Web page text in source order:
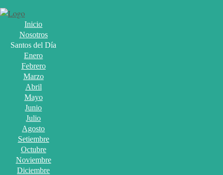
Inicio
Nosotros
Santos del Día
Enero
Febrero
Marzo
Abril
Mayo
Junio
Julio
Agosto
Setiembre
Octubre
Noviembre
Diciembre